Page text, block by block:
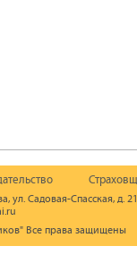
ул. Садовая-Спасская, д.
Все права защищены